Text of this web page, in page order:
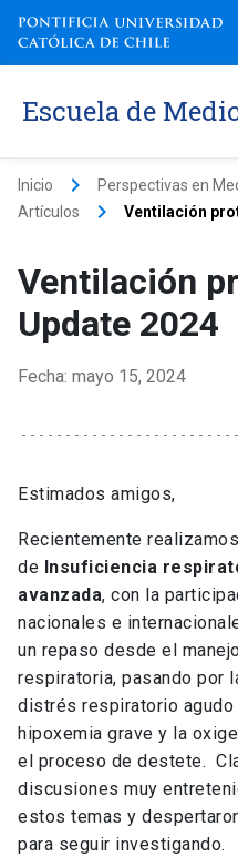
Escuela de
Inicio keyboard_arrow_right Perspectivas en
Artículos keyboard_arrow_right Ventilación
Ventilación
Update 2024
Fecha: mayo 15, 2024
Estimados amigos,
Recientemente
de Insuficiencia
avanzada, con la
nacionales e
un repaso desde el
respiratoria, pasando por
distrés respiratorio agudo
hipoxemia grave y la
el proceso de destete.
discusiones muy
estos temas y
para seguir investigando.